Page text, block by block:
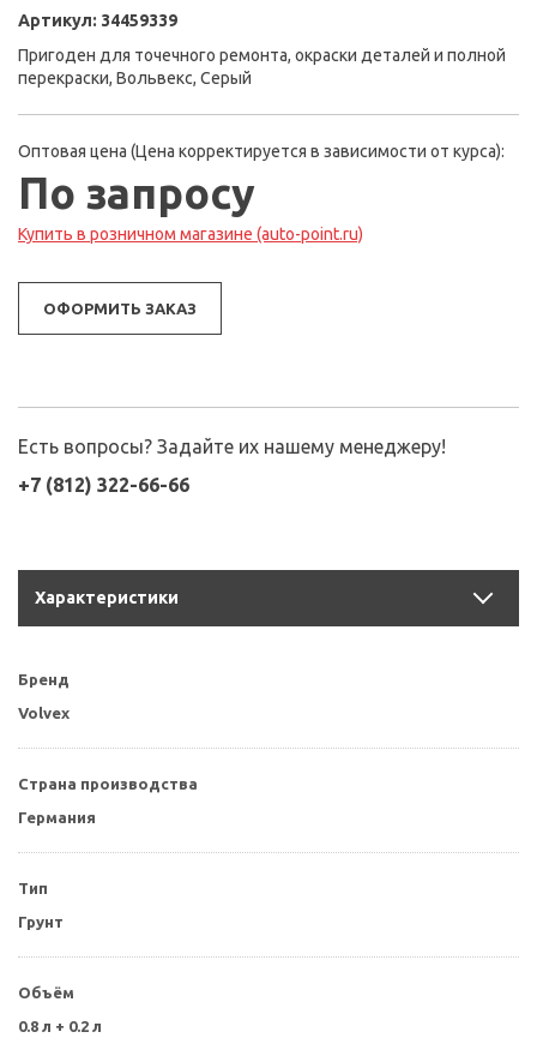
Артикул: 34459339
Пригоден для точечного ремонта, окраски деталей и полной
перекраски, Вольвекс, Серый
Оптовая цена (Цена корректируется в зависимости от курса):
По запросу
Купить в розничном магазине (auto-point.ru)
ОФОРМИТЬ ЗАКАЗ
Есть вопросы? Задайте их нашему менеджеру!
+7 (812) 322-66-66
Характеристики
Бренд
Volvex
Страна производства
Германия
Тип
Грунт
Объём
0.8 л + 0.2 л